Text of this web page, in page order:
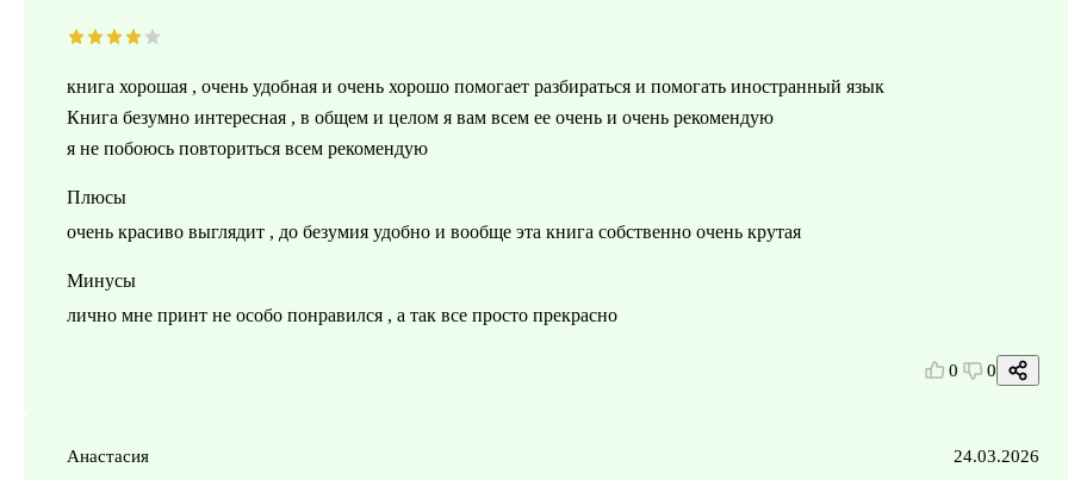
книга хорошая , очень удобная и очень хорошо помогает разбираться и помогать иностранный язык
Книга безумно интересная , в общем и целом я вам всем ее очень и очень рекомендую
я не побоюсь повториться всем рекомендую
Плюсы
очень красиво выглядит , до безумия удобно и вообще эта книга собственно очень крутая
Минусы
лично мне принт не особо понравился , а так все просто прекрасно
0 0
Анастасия 24.03.2026